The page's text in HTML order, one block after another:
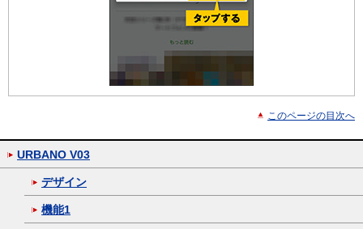
このページの目次へ
URBANO V03
デザイン
機能1